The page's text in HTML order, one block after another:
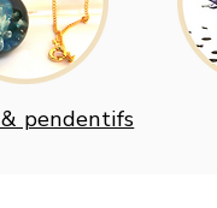
pendentifs